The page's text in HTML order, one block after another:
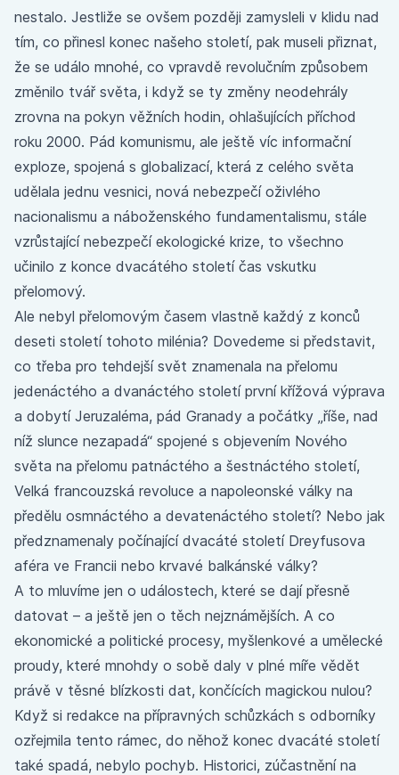
nestalo. Jestliže se ovšem později zamysleli v klidu nad
tím, co přinesl konec našeho století, pak museli přiznat,
že se událo mnohé, co vpravdě revolučním způsobem
změnilo tvář světa, i když se ty změny neodehrály
zrovna na pokyn věžních hodin, ohlašujících příchod
roku 2000. Pád komunismu, ale ještě víc informační
exploze, spojená s globalizací, která z celého světa
udělala jednu vesnici, nová nebezpečí oživlého
nacionalismu a náboženského fundamentalismu, stále
vzrůstající nebezpečí ekologické krize, to všechno
učinilo z konce dvacátého století čas vskutku
přelomový.
Ale nebyl přelomovým časem vlastně každý z konců
deseti století tohoto milénia? Dovedeme si představit,
co třeba pro tehdejší svět znamenala na přelomu
jedenáctého a dvanáctého století první křížová výprava
a dobytí Jeruzaléma, pád Granady a počátky „říše, nad
níž slunce nezapadá“ spojené s objevením Nového
světa na přelomu patnáctého a šestnáctého století,
Velká francouzská revoluce a napoleonské války na
předělu osmnáctého a devatenáctého století? Nebo jak
předznamenaly počínající dvacáté století Dreyfusova
aféra ve Francii nebo krvavé balkánské války?
A to mluvíme jen o událostech, které se dají přesně
datovat – a ještě jen o těch nejznámějších. A co
ekonomické a politické procesy, myšlenkové a umělecké
proudy, které mnohdy o sobě daly v plné míře vědět
právě v těsné blízkosti dat, končících magickou nulou?
Když si redakce na přípravných schůzkách s odborníky
ozřejmila tento rámec, do něhož konec dvacáté století
také spadá, nebylo pochyb. Historici, zúčastnění na